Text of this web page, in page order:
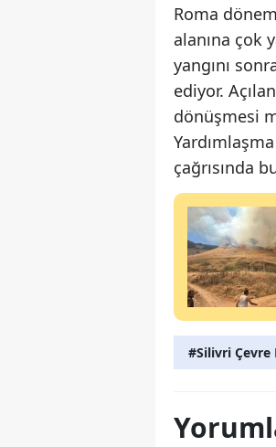
Roma
alanına çok
yangını
ediyor.
dönüşmesi
çağrısında
#Silivri Çevre